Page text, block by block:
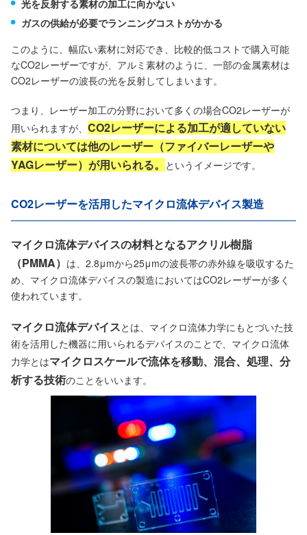
光を反射する素材の加工に向かない
ガスの供給が必要でランニングコストがかかる
このように、幅広い素材に対応でき、比較的低コストで購入可能
なCO2レーザーですが、アルミ素材のように、一部の金属素材は
CO2レーザーの波長の光を反射してしまいます。
つまり、レーザー加工の分野において多くの場合CO2レーザーが
用いられますが、 CO2レーザーによる加工が適していない
素材については他のレーザー（ファイバーレーザーや
YAGレーザー）が用いられる。 というイメージです。
CO2レーザーを活用したマイクロ流体デバイス製造
マイクロ流体デバイスの材料となるアクリル樹脂
（PMMA） は、2.8μmから25μmの波長帯の赤外線を吸収するた
め、マイクロ流体デバイスの製造においてはCO2レーザーが多く
使われています。
マイクロ流体デバイスとは、マイクロ流体力学にもとづいた技
術を活用した機器に用いられるデバイスのことで、マイクロ流体
力学とはマイクロスケールで流体を移動、混合、処理、分
析する技術のことをいいます。